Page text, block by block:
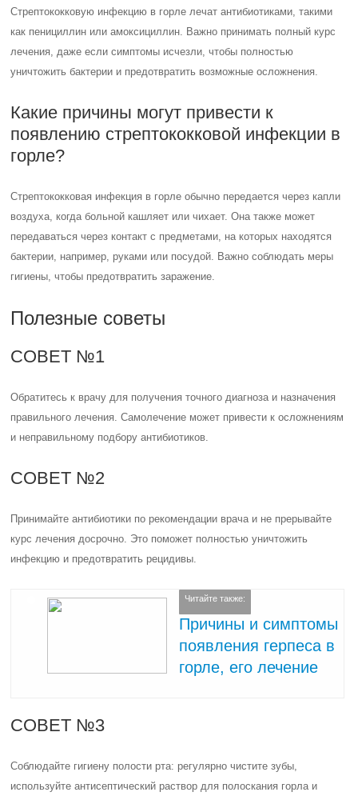
Стрептококковую инфекцию в горле лечат антибиотиками, такими
как пенициллин или амоксициллин. Важно принимать полный курс
лечения, даже если симптомы исчезли, чтобы полностью
уничтожить бактерии и предотвратить возможные осложнения.
Какие причины могут привести к
появлению стрептококковой инфекции в
горле?
Стрептококковая инфекция в горле обычно передается через капли
воздуха, когда больной кашляет или чихает. Она также может
передаваться через контакт с предметами, на которых находятся
бактерии, например, руками или посудой. Важно соблюдать меры
гигиены, чтобы предотвратить заражение.
Полезные советы
СОВЕТ №1
Обратитесь к врачу для получения точного диагноза и назначения
правильного лечения. Самолечение может привести к осложнениям
и неправильному подбору антибиотиков.
СОВЕТ №2
Принимайте антибиотики по рекомендации врача и не прерывайте
курс лечения досрочно. Это поможет полностью уничтожить
инфекцию и предотвратить рецидивы.
Читайте также:
Причины и симптомы
появления герпеса в
горле, его лечение
СОВЕТ №3
Соблюдайте гигиену полости рта: регулярно чистите зубы,
используйте антисептический раствор для полоскания горла и